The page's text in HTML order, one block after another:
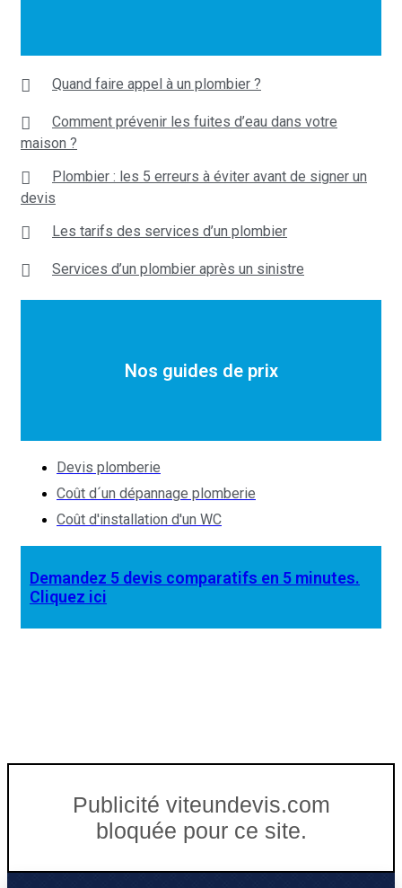
Quand faire appel à un plombier ?
Comment prévenir les fuites d’eau dans votre
maison ?
Plombier : les 5 erreurs à éviter avant de signer un
devis
Les tarifs des services d’un plombier
Services d’un plombier après un sinistre
Nos guides de prix
Devis plomberie
Coût d´un dépannage plomberie
Coût d'installation d'un WC
Demandez 5 devis comparatifs en 5 minutes.
Cliquez ici
Publicité viteundevis.com
bloquée pour ce site.